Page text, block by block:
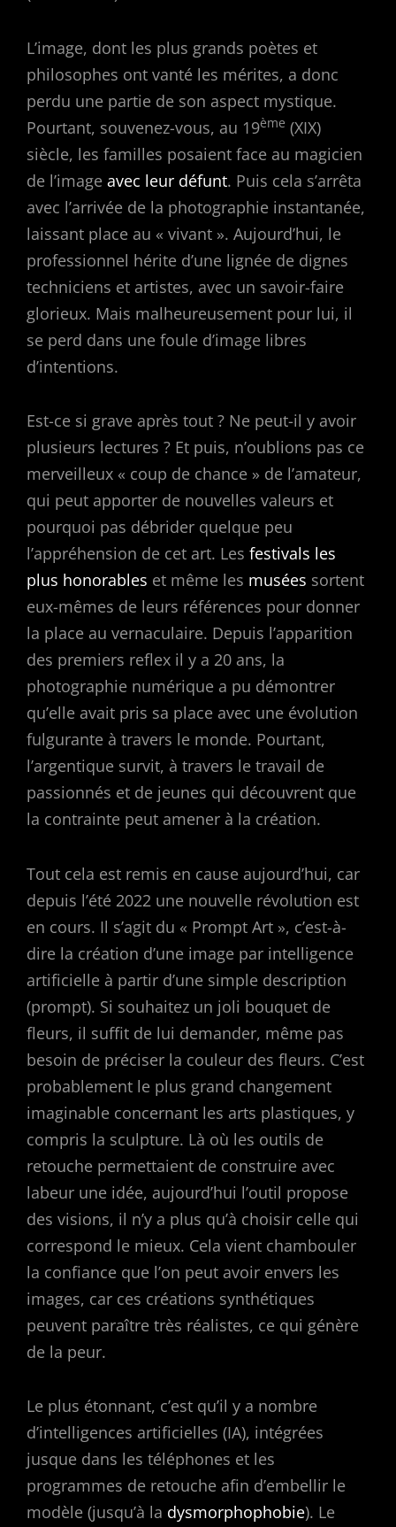
L’image, dont les plus grands poètes et
philosophes ont vanté les mérites, a donc
perdu une partie de son aspect mystique.
Pourtant, souvenez-vous, au 19ème (XIX)
siècle, les familles posaient face au magicien
de l’image avec leur défunt. Puis cela s’arrêta
avec l’arrivée de la photographie instantanée,
laissant place au « vivant ». Aujourd’hui, le
professionnel hérite d’une lignée de dignes
techniciens et artistes, avec un savoir-faire
glorieux. Mais malheureusement pour lui, il
se perd dans une foule d’image libres
d’intentions.
Est-ce si grave après tout ? Ne peut-il y avoir
plusieurs lectures ? Et puis, n’oublions pas ce
merveilleux « coup de chance » de l’amateur,
qui peut apporter de nouvelles valeurs et
pourquoi pas débrider quelque peu
l’appréhension de cet art. Les festivals les
plus honorables et même les musées sortent
eux-mêmes de leurs références pour donner
la place au vernaculaire. Depuis l’apparition
des premiers reflex il y a 20 ans, la
photographie numérique a pu démontrer
qu’elle avait pris sa place avec une évolution
fulgurante à travers le monde. Pourtant,
l’argentique survit, à travers le travail de
passionnés et de jeunes qui découvrent que
la contrainte peut amener à la création.
Tout cela est remis en cause aujourd’hui, car
depuis l’été 2022 une nouvelle révolution est
en cours. Il s’agit du « Prompt Art », c’est-à-
dire la création d’une image par intelligence
artificielle à partir d’une simple description
(prompt). Si souhaitez un joli bouquet de
fleurs, il suffit de lui demander, même pas
besoin de préciser la couleur des fleurs. C’est
probablement le plus grand changement
imaginable concernant les arts plastiques, y
compris la sculpture. Là où les outils de
retouche permettaient de construire avec
labeur une idée, aujourd’hui l’outil propose
des visions, il n’y a plus qu’à choisir celle qui
correspond le mieux. Cela vient chambouler
la confiance que l’on peut avoir envers les
images, car ces créations synthétiques
peuvent paraître très réalistes, ce qui génère
de la peur.
Le plus étonnant, c’est qu’il y a nombre
d’intelligences artificielles (IA), intégrées
jusque dans les téléphones et les
programmes de retouche afin d’embellir le
modèle (jusqu’à la dysmorphophobie). Le